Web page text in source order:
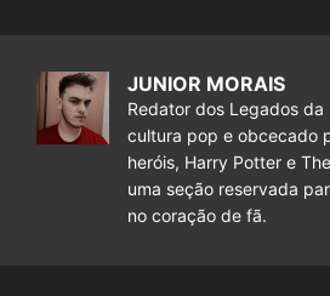
JUNIOR MORAIS
Redator dos Legados da
cultura pop e obcecado
heróis, Harry Potter e
uma seção reservada
no coração de fã.